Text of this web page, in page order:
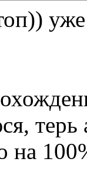
уже
на